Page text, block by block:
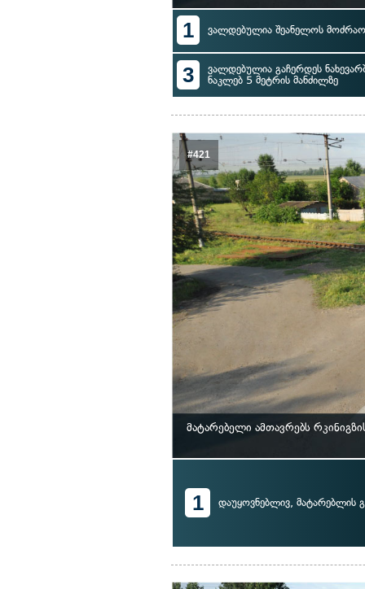
1 ვალდებულია შეანელოს
3
ვალდებულია გაჩერდეს
ნაკლებ 5 მეტრის მანძილზე
#421
მატარებელი ამთავრებს
1 დაუყოვნებლივ, მატარებლის